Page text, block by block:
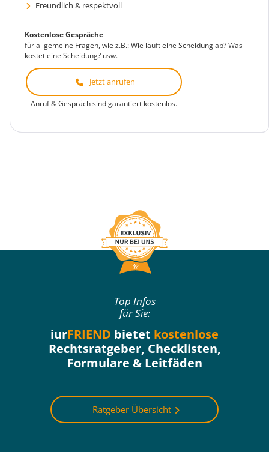
Freundlich & respektvoll
Kostenlose Gespräche
für allgemeine Fragen, wie z.B.: Wie läuft eine Scheidung ab? Was
kostet eine Scheidung? usw.
Jetzt anrufen
Anruf & Gespräch sind garantiert kostenlos.
Top Infos
für Sie:
iurFRIEND bietet kostenlose
Rechtsratgeber, Checklisten,
Formulare & Leitfäden
Ratgeber Übersicht